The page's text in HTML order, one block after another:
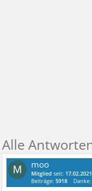
M moo
Mitglied seit: 17.02.2021
Beiträge:5918 Danke: